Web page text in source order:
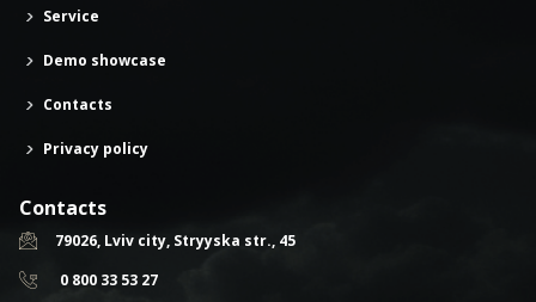
Service
Demo showcase
Contacts
Privacy policy
Contacts
79026, Lviv city, Stryyska str., 45
0 800 33 53 27